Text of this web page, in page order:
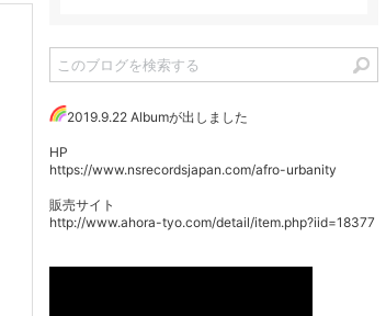
2019.9.22 Albumが出しました
HP
https://www.nsrecordsjapan.com/afro-urbanity
販売サイト
http://www.ahora-tyo.com/detail/item.php?iid=18377